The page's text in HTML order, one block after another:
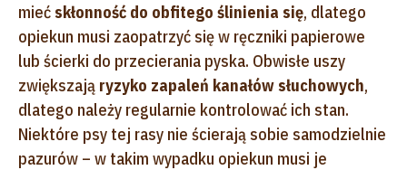
miećskłonność do obfitego ślinienia się, dlatego
opiekun musi zaopatrzyć się w ręczniki papierowe
lub ścierki do przecierania pyska. Obwisłe uszy
zwiększają ryzyko zapaleń kanałów słuchowych,
dlatego należy regularnie kontrolować ich stan.
Niektóre psy tej rasy nie ścierają sobie samodzielnie
pazurów – w takim wypadku opiekun musi je